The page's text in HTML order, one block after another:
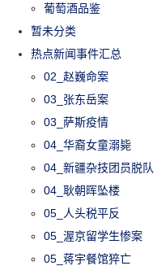
葡萄酒品鉴
暂未分类
热点新闻事件汇总
02_赵巍命案
03_张东岳案
03_萨斯疫情
04_华裔女童溺毙
04_新疆杂技团员脱队
04_耿朝晖坠楼
05_人头税平反
05_渥京留学生惨案
05_蒋宇餐馆猝亡